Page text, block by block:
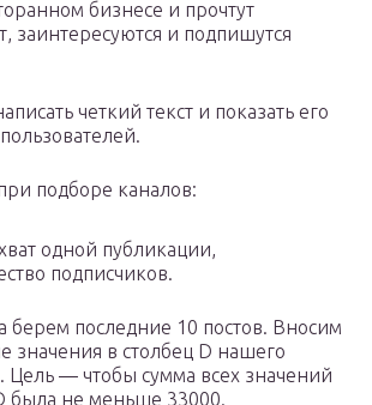
бизнесе и прочтут
заинтересуются и подпишутся
четкий текст и показать его
подборе каналов:
одной публикации,
подписчиков.
берем последние 10 постов. Вносим
значения в столбец D нашего
Цель — чтобы сумма всех значений
была не меньше 33000.